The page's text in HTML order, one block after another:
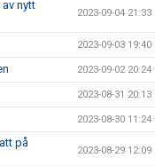
nytt
2023-09-04 21:33
2023-09-03 19:40
2023-09-02 20:24
2023-08-31 20:13
2023-08-30 11:24
på
2023-08-29 12:09